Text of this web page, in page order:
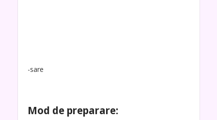
-sare
Mod de preparare: